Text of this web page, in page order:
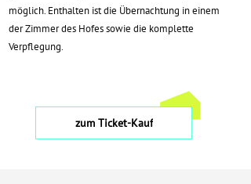
möglich. Enthalten ist die Übernachtung in einem
der Zimmer des Hofes sowie die komplette
Verpflegung.
zum Ticket-Kauf